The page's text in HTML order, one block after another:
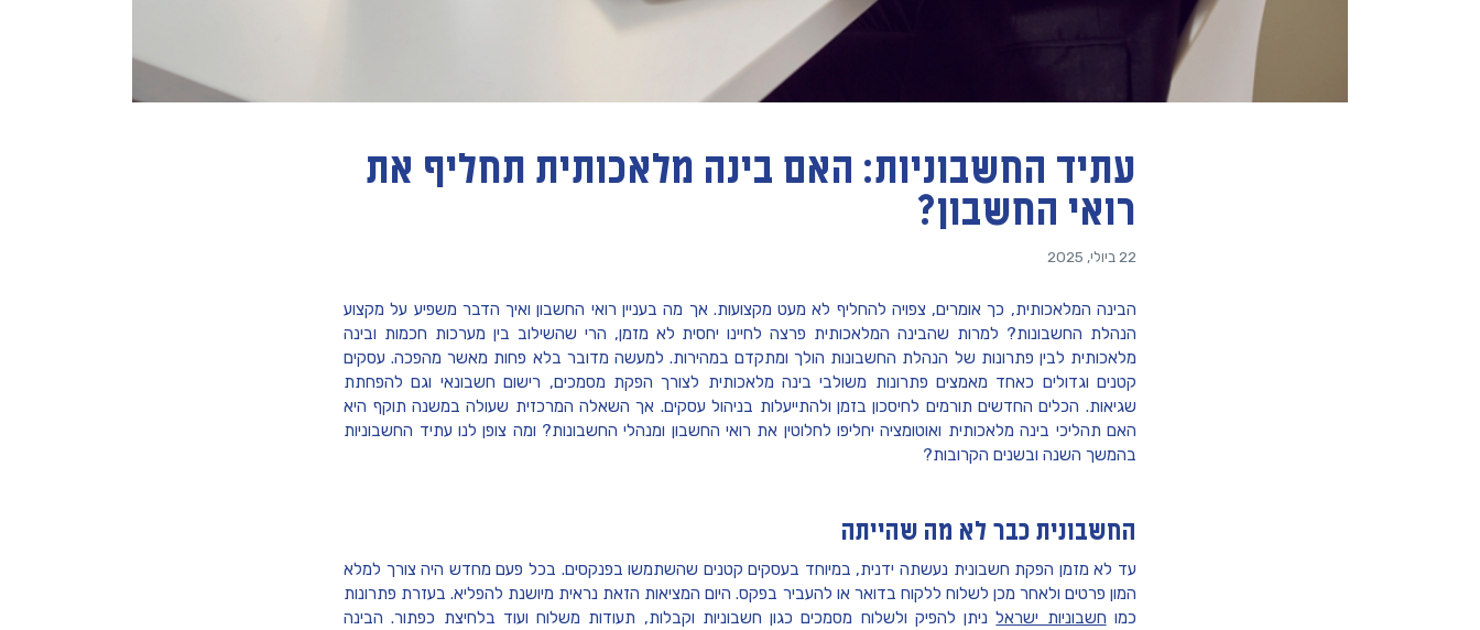
עתיד החשבוניות: האם בינה מלאכותית תחליף את
רואי החשבון?
22 ביולי, 2025
הבינה המלאכותית, כך אומרים, צפויה להחליף לא מעט מקצועות. אך מה בעניין רואי החשבון ואיך הדבר משפיע על מקצוע
הנהלת החשבונות? למרות שהבינה המלאכותית פרצה לחיינו יחסית לא מזמן, הרי שהשילוב בין מערכות חכמות ובינה
מלאכותית לבין פתרונות של הנהלת החשבונות הולך ומתקדם במהירות. למעשה מדובר בלא פחות מאשר מהפכה. עסקים
קטנים וגדולים כאחד מאמצים פתרונות משולבי בינה מלאכותית לצורך הפקת מסמכים, רישום חשבונאי וגם להפחתת
שגיאות. הכלים החדשים תורמים לחיסכון בזמן ולהתייעלות בניהול עסקים. אך השאלה המרכזית שעולה במשנה תוקף היא
האם תהליכי בינה מלאכותית ואוטומציה יחליפו לחלוטין את רואי החשבון ומנהלי החשבונות? ומה צופן לנו עתיד החשבוניות
בהמשך השנה ובשנים הקרובות?
החשבונית כבר לא מה שהייתה
עד לא מזמן הפקת חשבונית נעשתה ידנית, במיוחד בעסקים קטנים שהשתמשו בפנקסים. בכל פעם מחדש היה צורך למלא
המון פרטים ולאחר מכן לשלוח ללקוח בדואר או להעביר בפקס. היום המציאות הזאת נראית מיושנת להפליא. בעזרת פתרונות
כמו חשבוניות ישראלניתן להפיק ולשלוח מסמכים כגון חשבוניות וקבלות, תעודות משלוח ועוד בלחיצת כפתור. הבינה